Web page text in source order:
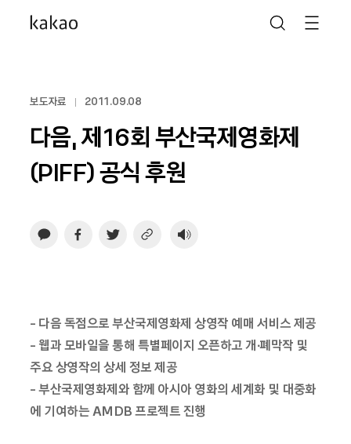
보도자료 2011.09.08
다음, 제16회 부산국제영화제
(PIFF) 공식 후원
- 다음 독점으로 부산국제영화제 상영작 예매 서비스 제공
- 웹과 모바일을 통해 특별페이지 오픈하고 개∙폐막작 및
주요 상영작의 상세 정보 제공
- 부산국제영화제와 함께 아시아 영화의 세계화 및 대중화
에 기여하는 AMDB 프로젝트 진행